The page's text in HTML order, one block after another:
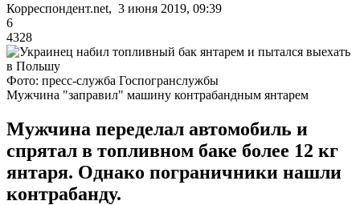
Корреспондент.net, 3 июня 2019, 09:39
6
4328
Фото: пресс-служба Госпогранслужбы
Мужчина "заправил" машину контрабандным янтарем
Мужчина переделал автомобиль и
спрятал в топливном баке более 12 кг
янтаря. Однако пограничники нашли
контрабанду.